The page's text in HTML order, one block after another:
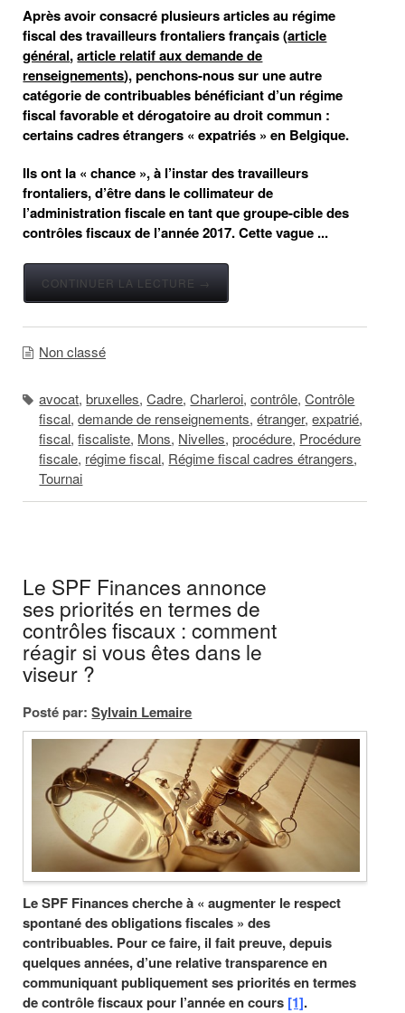
Après avoir consacré plusieurs articles au régime
fiscal des travailleurs frontaliers français (article
général,article relatif aux demande de
renseignements), penchons-nous sur une autre
catégorie de contribuables bénéficiant d’un régime
fiscal favorable et dérogatoire au droit commun :
certains cadres étrangers « expatriés » en Belgique.
Ils ont la « chance », à l’instar des travailleurs
frontaliers, d’être dans le collimateur de
l’administration fiscale en tant que groupe-cible des
contrôles fiscaux de l’année 2017. Cette vague ...
CONTINUER LA LECTURE →
Non classé
avocat,bruxelles,Cadre,Charleroi,contrôle,Contrôle
fiscal,demande de renseignements,étranger,expatrié,
fiscal,fiscaliste, Mons, Nivelles,procédure, Procédure
fiscale, régime fiscal, Régime fiscal cadres étrangers,
Tournai
Le SPF Finances annonce
ses priorités en termes de
contrôles fiscaux : comment
réagir si vous êtes dans le
viseur ?
Posté par: Sylvain Lemaire
Le SPF Finances cherche à « augmenter le respect
spontané des obligations fiscales » des
contribuables. Pour ce faire, il fait preuve, depuis
quelques années, d’une relative transparence en
communiquant publiquement ses priorités en termes
de contrôle fiscaux pour l’année en cours [1].